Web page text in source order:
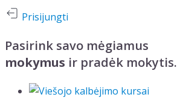
Prisijungti
Pasirink savo mėgiamus
mokymus ir pradėk mokytis.